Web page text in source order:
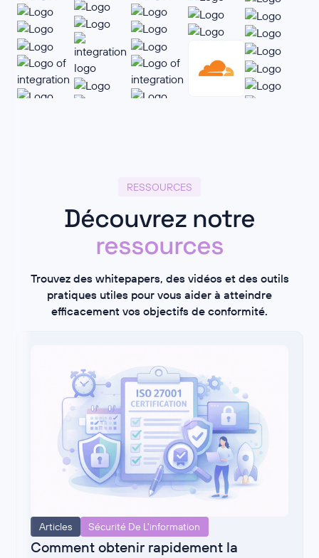
RESSOURCES
Découvrez notre
ressources
Trouvez des whitepapers, des vidéos et des outils
pratiques utiles pour vous aider à atteindre
efficacement vos objectifs de conformité.
Articles Sécurité De L'information
Comment obtenir rapidement la